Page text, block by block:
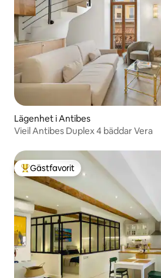
Lägenhet i Antibes
Vieil Antibes Duplex 4 bäddar Vera
Populär gästfavorit
Gästfavorit